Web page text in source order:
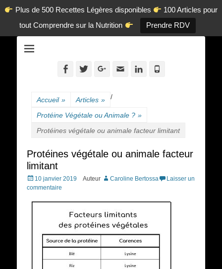
Plus de 500 Recettes Légères disponibles
100 Articles pour
tout Comprendre sur la Nutrition
Prendre RDV
en-ligne.com
Facebook
TwitterGoogleplus
AdresseLinkedin
Accueil » Articles » /
Protéine Végétale ou Animale ? »
Protéines végétale ou animale facteur limitant
Protéines végétale ou animale facteur
limitant
Posted
on
10 janvier 2019 Auteur Caroline Bertossa
Laisser un
commentaire